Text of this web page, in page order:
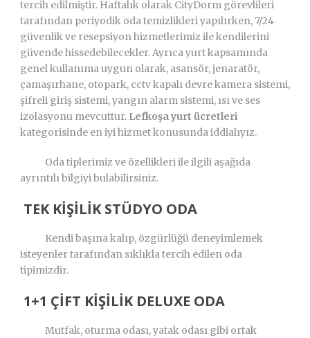
tercih edilmiştir. Haftalık olarak CityDorm görevlileri
tarafından periyodik oda temizlikleri yapılırken, 7/24
güvenlik ve resepsiyon hizmetlerimiz ile kendilerini
güvende hissedebilecekler. Ayrıca yurt kapsamında
genel kullanıma uygun olarak, asansör, jenaratör,
çamaşırhane, otopark, cctv kapalı devre kamera sistemi,
şifreli giriş sistemi, yangın alarm sistemi, ısı ve ses
izolasyonu mevcuttur. Lefkoşa yurt ücretleri
kategorisinde en iyi hizmet konusunda iddialıyız.
Oda tiplerimiz ve özellikleri ile ilgili aşağıda
ayrıntılı bilgiyi bulabilirsiniz.
TEK KİŞİLİK STÜDYO ODA
Kendi başına kalıp, özgürlüğü deneyimlemek
isteyenler tarafından sıklıkla tercih edilen oda
tipimizdir.
1+1 ÇİFT KİŞİLİK DELUXE ODA
Mutfak, oturma odası, yatak odası gibi ortak